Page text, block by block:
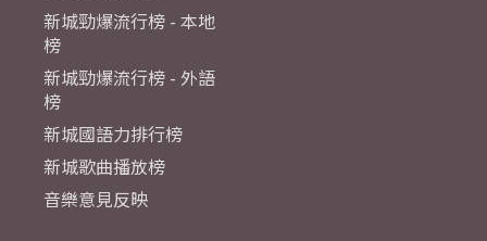
新城勁爆流行榜 - 本地
榜
新城勁爆流行榜 - 外語
榜
新城國語力排行榜
新城歌曲播放榜
音樂意見反映